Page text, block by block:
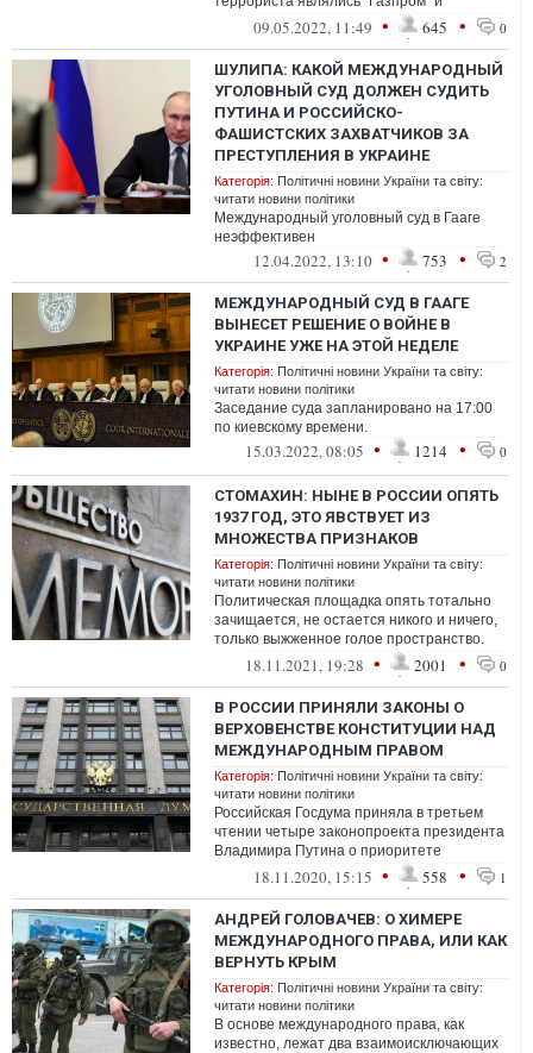
"Новатэк", приостановил любое участие
09.05.2022, 11:49 • 645 • 0
ШУЛИПА: КАКОЙ МЕЖДУНАРОДНЫЙ
УГОЛОВНЫЙ СУД ДОЛЖЕН СУДИТЬ
ПУТИНА И РОССИЙСКО-
ФАШИСТСКИХ ЗАХВАТЧИКОВ ЗА
ПРЕСТУПЛЕНИЯ В УКРАИНЕ
Категорія: Політичні новини України та світу:
читати новини політики
Международный уголовный суд в Гааге
неэффективен
12.04.2022, 13:10 • 753 • 2
МЕЖДУНАРОДНЫЙ СУД В ГААГЕ
ВЫНЕСЕТ РЕШЕНИЕ О ВОЙНЕ В
УКРАИНЕ УЖЕ НА ЭТОЙ НЕДЕЛЕ
Категорія: Політичні новини України та світу:
читати новини політики
Заседание суда запланировано на 17:00
по киевскому времени.
15.03.2022, 08:05 • 1214 • 0
СТОМАХИН: НЫНЕ В РОССИИ ОПЯТЬ
1937 ГОД, ЭТО ЯВСТВУЕТ ИЗ
МНОЖЕСТВА ПРИЗНАКОВ
Категорія: Політичні новини України та світу:
читати новини політики
Политическая площадка опять тотально
зачищается, не остается никого и ничего,
только выжженное голое пространство.
Странно было бы, если бы эту оконча...
18.11.2021, 19:28 • 2001 • 0
В РОССИИ ПРИНЯЛИ ЗАКОНЫ О
ВЕРХОВЕНСТВЕ КОНСТИТУЦИИ НАД
МЕЖДУНАРОДНЫМ ПРАВОМ
Категорія: Політичні новини України та світу:
читати новини політики
Российская Госдума приняла в третьем
чтении четыре законопроекта президента
Владимира Путина о приоритете
Конституции РФ над международными
18.11.2020, 15:15 • 558 • 1
АНДРЕЙ ГОЛОВАЧЕВ: О ХИМЕРЕ
МЕЖДУНАРОДНОГО ПРАВА, ИЛИ КАК
ВЕРНУТЬ КРЫМ
Категорія: Політичні новини України та світу:
читати новини політики
В основе международного права, как
известно, лежат два взаимоисключающих